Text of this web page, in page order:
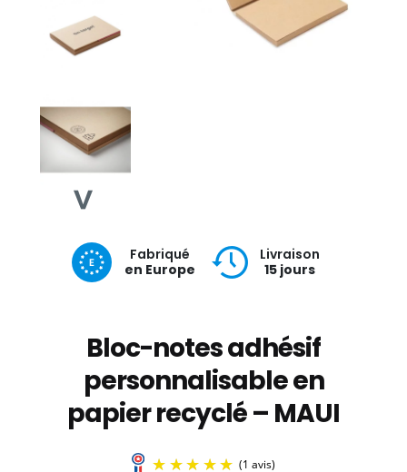
Fabriqué
en Europe
Livraison
15 jours
Bloc-notes adhésif
personnalisable en
papier recyclé – MAUI